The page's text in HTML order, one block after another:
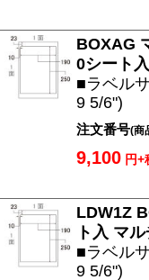
BOXAG
0シート
■ラベル
9 5/6")
注文番号(商
9,100 円+
LDW1Z
ト入 マ
■ラベル
9 5/6")